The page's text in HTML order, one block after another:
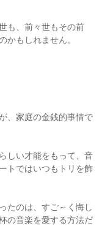
も、前々世もその前
かもしれません。
、家庭の金銭的事情で
しい才能をもって、音
トではいつもトリを飾
たのは、すご～く悔し
の音楽を愛する方法だ